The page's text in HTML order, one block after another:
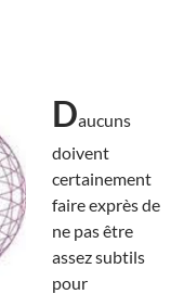
Daucuns
doivent
certainement
faire exprès de
ne pas être
assez subtils
pour